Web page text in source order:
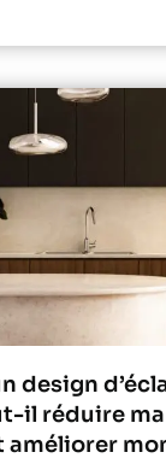
design
il réduire
améliorer